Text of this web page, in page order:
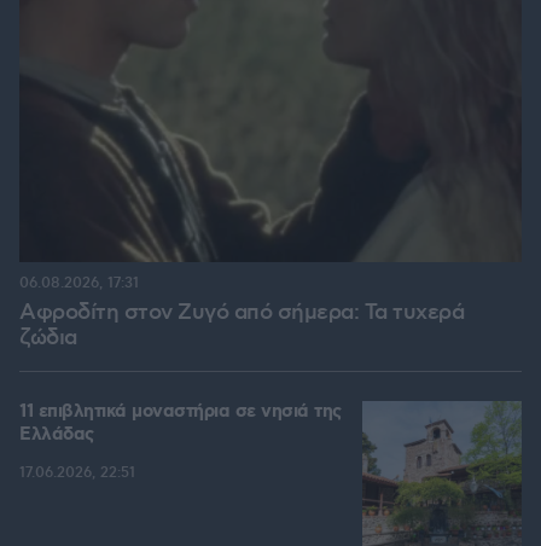
Αφροδίτη στον Ζυγό από σήμερα: Τα τυχερά
ζώδια
06.08.2026, 17:31
11 επιβλητικά μοναστήρια σε νησιά της
Ελλάδας
17.06.2026, 22:51